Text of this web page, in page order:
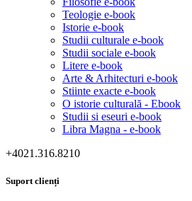
Teologie e-book
Istorie e-book
Studii culturale e-book
Studii sociale e-book
Litere e-book
Arte & Arhitecturi e-book
Stiinte exacte e-book
O istorie culturală - Ebook
Studii si eseuri e-book
Libra Magna - e-book
+4021.316.8210
Suport clienți